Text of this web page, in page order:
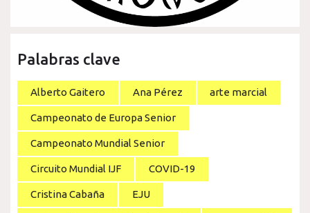
Palabras clave
Alberto Gaitero Ana Pérez arte marcial
Campeonato de Europa Senior
Campeonato Mundial Senior
Circuito Mundial IJF COVID-19
Cristina Cabaña EJU